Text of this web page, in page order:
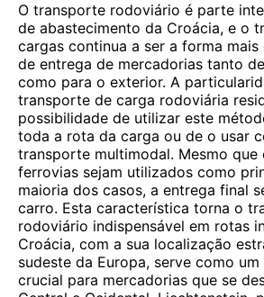
O transporte rodoviário é parte
de abastecimento da Croácia, e o
cargas continua a ser a forma
de entrega de mercadorias tanto
como para o exterior. A
transporte de carga rodoviária
possibilidade de utilizar este
toda a rota da carga ou de o usar
transporte multimodal. Mesmo que
ferrovias sejam utilizados como
maioria dos casos, a entrega final
carro. Esta característica torna o
rodoviário indispensável em rotas
Croácia, com a sua localização
sudeste da Europa, serve como
crucial para mercadorias que se